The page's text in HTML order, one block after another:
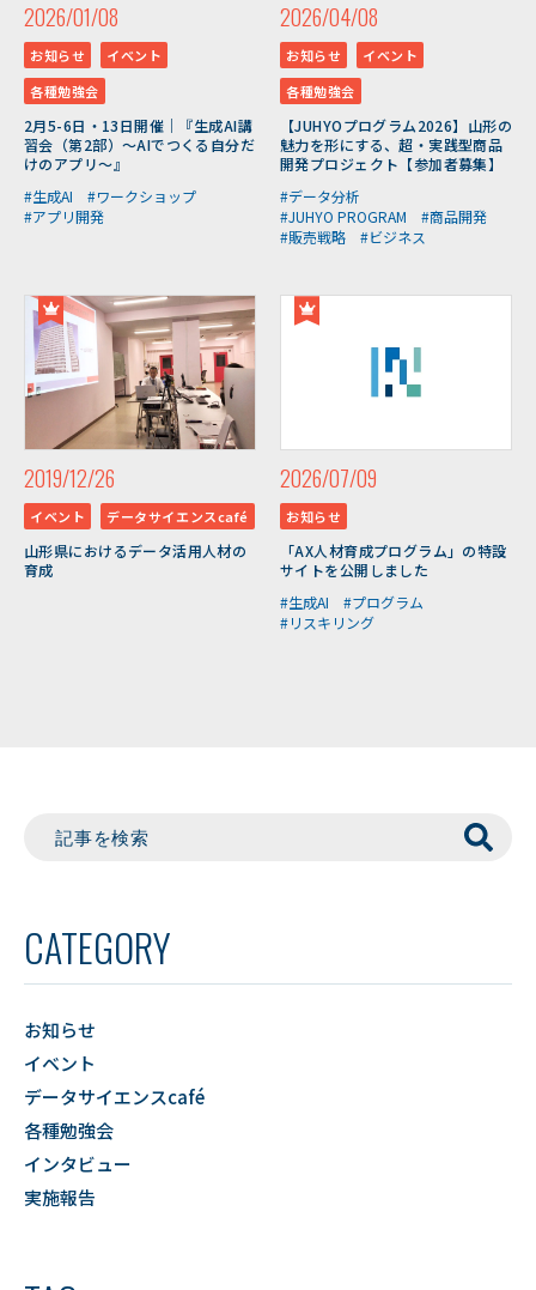
2026/01/08
お知らせ
イベント
各種勉強会
2月5-6日・13日開催｜『生成AI講
習会（第2部）～AIでつくる自分だ
けのアプリ～』
#生成AI
#ワークショップ
#アプリ開発
2026/04/08
お知らせ
イベント
各種勉強会
【JUHYOプログラム2026】山形の
魅力を形にする、超・実践型商品
開発プロジェクト【参加者募集】
#データ分析
#JUHYO PROGRAM
#商品開発
#販売戦略
#ビジネス
2019/12/26
イベント データサイエンスcafé
山形県におけるデータ活用人材の
育成
2026/07/09
お知らせ
「AX人材育成プログラム」の特設
サイトを公開しました
#生成AI
#プログラム
#リスキリング
CATEGORY
お知らせ
イベント
データサイエンスcafé
各種勉強会
インタビュー
実施報告